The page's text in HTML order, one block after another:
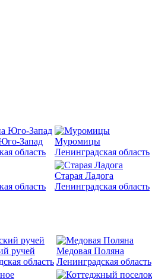
Запад
область
Муромицы
Ленинградская область
область
Старая Ладога
Ленинградская область
ручей
область
Медовая Поляна
Ленинградская область